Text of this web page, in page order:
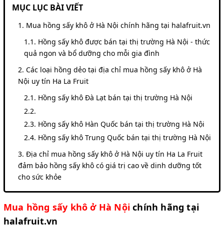
MỤC LỤC BÀI VIẾT
Mua hồng sấy khô ở Hà Nội chính hãng tại halafruit.vn
Hồng sấy khô được bán tại thị trường Hà Nội - thức
quả ngon và bổ dưỡng cho mỗi gia đình
Các loại hồng dẻo tại địa chỉ mua hồng sấy khô ở Hà
Nội uy tín Ha La Fruit
Hồng sấy khô Đà Lạt bán tại thị trường Hà Nội
Hồng sấy khô Hàn Quốc bán tại thị trường Hà Nội
Hồng sấy khô Trung Quốc bán tại thị trường Hà Nội
Địa chỉ mua hồng sấy khô ở Hà Nội uy tín Ha La Fruit
đảm bảo hồng sấy khô có giá trị cao về dinh dưỡng tốt
cho sức khỏe
Mua hồng sấy khô ở Hà Nội chính hãng tại
halafruit.vn